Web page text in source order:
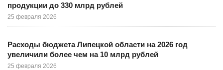
продукции до 330 млрд рублей
25 февраля 2026
Расходы бюджета Липецкой области на 2026 год
увеличили более чем на 10 млрд рублей
25 февраля 2026